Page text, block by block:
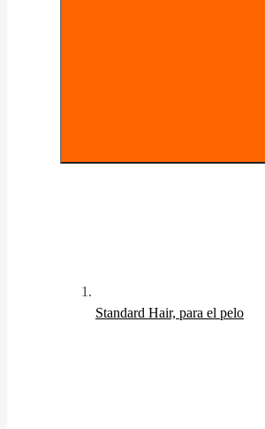
Standard Hair, para el pelo